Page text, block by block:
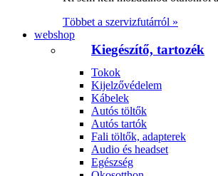
Többet a szervizfutárról »
webshop
Kiegészítő, tartozék
Tokok
Kijelzővédelem
Kábelek
Autós töltők
Autós tartók
Fali töltők, adapterek
Audio és headset
Egészség